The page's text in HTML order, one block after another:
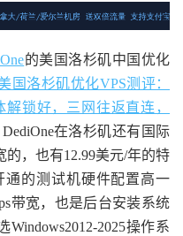
的美国洛杉矶中国优化
国洛杉矶优化VPS测评：
锁好，三网往返直连，
在洛杉矶还有国际
的，也有12.99美元/年的特
通的测试机硬件配置高一
带宽，也是后台安装系统
2025操作系